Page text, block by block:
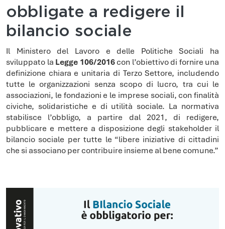
obbligate a redigere il
bilancio sociale
Il Ministero del Lavoro e delle Politiche Sociali ha
sviluppato la Legge 106/2016con l’obiettivo di fornire una
definizione chiara e unitaria di Terzo Settore, includendo
tutte le organizzazioni senza scopo di lucro, tra cui le
associazioni, le fondazioni e le imprese sociali, con finalità
civiche, solidaristiche e di utilità sociale. La normativa
stabilisce l’obbligo, a partire dal 2021, di redigere,
pubblicare e mettere a disposizione degli stakeholder il
bilancio sociale per tutte le “libere iniziative di cittadini
che si associano per contribuire insieme al bene comune.”